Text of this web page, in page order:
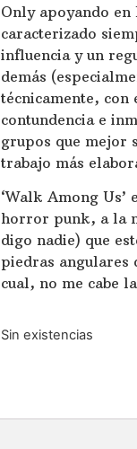
Only apoyando
caracterizado
influencia y un
demás
técnicamente,
contundencia e
grupos que mejor
trabajo más
‘Walk Among
horror punk, a la
digo nadie) que
piedras angulares
cual, no me cabe
Sin existencias